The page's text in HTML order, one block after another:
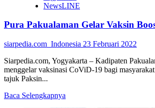
NewsLINE
Pura Pakualaman Gelar Vaksin
siarpedia.com_Indonesia 23 Februari 2022
Siarpedia.com, Yogyakarta – Kadipaten
menggelar vaksinasi CoViD-19 bagi
tajuk Paksin...
Baca Selengkapnya